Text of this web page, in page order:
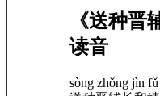
《送种晋
读音
sòng zhǒng jìn